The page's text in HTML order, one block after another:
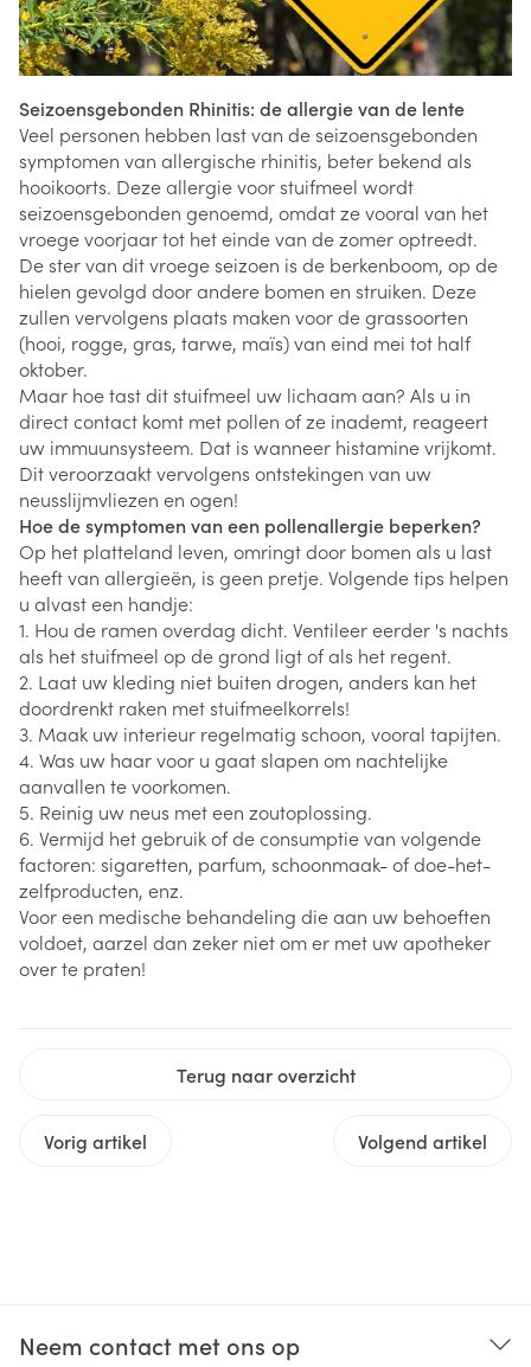
Seizoensgebonden Rhinitis: de allergie van de lente
Veel personen hebben last van de seizoensgebonden
symptomen van allergische rhinitis, beter bekend als
hooikoorts. Deze allergie voor stuifmeel wordt
seizoensgebonden genoemd, omdat ze vooral van het
vroege voorjaar tot het einde van de zomer optreedt.
De ster van dit vroege seizoen is de berkenboom, op de
hielen gevolgd door andere bomen en struiken. Deze
zullen vervolgens plaats maken voor de grassoorten
(hooi, rogge, gras, tarwe, maïs) van eind mei tot half
oktober.
Maar hoe tast dit stuifmeel uw lichaam aan? Als u in
direct contact komt met pollen of ze inademt, reageert
uw immuunsysteem. Dat is wanneer histamine vrijkomt.
Dit veroorzaakt vervolgens ontstekingen van uw
neusslijmvliezen en ogen!
Hoe de symptomen van een pollenallergie beperken?
Op het platteland leven, omringt door bomen als u last
heeft van allergieën, is geen pretje. Volgende tips helpen
u alvast een handje:
1. Hou de ramen overdag dicht. Ventileer eerder 's nachts
als het stuifmeel op de grond ligt of als het regent.
2. Laat uw kleding niet buiten drogen, anders kan het
doordrenkt raken met stuifmeelkorrels!
3. Maak uw interieur regelmatig schoon, vooral tapijten.
4. Was uw haar voor u gaat slapen om nachtelijke
aanvallen te voorkomen.
5. Reinig uw neus met een zoutoplossing.
6. Vermijd het gebruik of de consumptie van volgende
factoren: sigaretten, parfum, schoonmaak- of doe-het-
zelfproducten, enz.
Voor een medische behandeling die aan uw behoeften
voldoet, aarzel dan zeker niet om er met uw apotheker
over te praten!
Terug naar overzicht
Vorig artikel Volgend artikel
Neem contact met ons op